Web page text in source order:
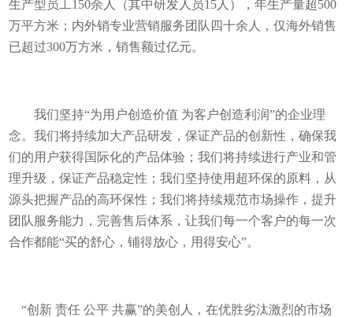
生产型员工150余人（其中研发人员15人），年生产量超500
万平方米；内外销专业营销服务团队四十余人，仅海外销售
已超过300万方米，销售额过亿元。
我们坚持“为用户创造价值 为客户创造利润”的企业理
念。我们将持续加大产品研发，保证产品的创新性，确保我
们的用户获得国际化的产品体验；我们将持续进行产业和管
理升级，保证产品稳定性；我们坚持使用超环保的原料，从
源头把握产品的高环保性；我们将持续规范市场操作，提升
团队服务能力，完善售后体系，让我们每一个客户的每一次
合作都能“买的舒心，铺得放心，用得安心”。
“创新 责任 公平 共赢”的美创人，在优胜劣汰激烈的市场